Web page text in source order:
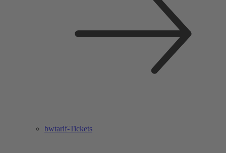
bwtarif-Tickets